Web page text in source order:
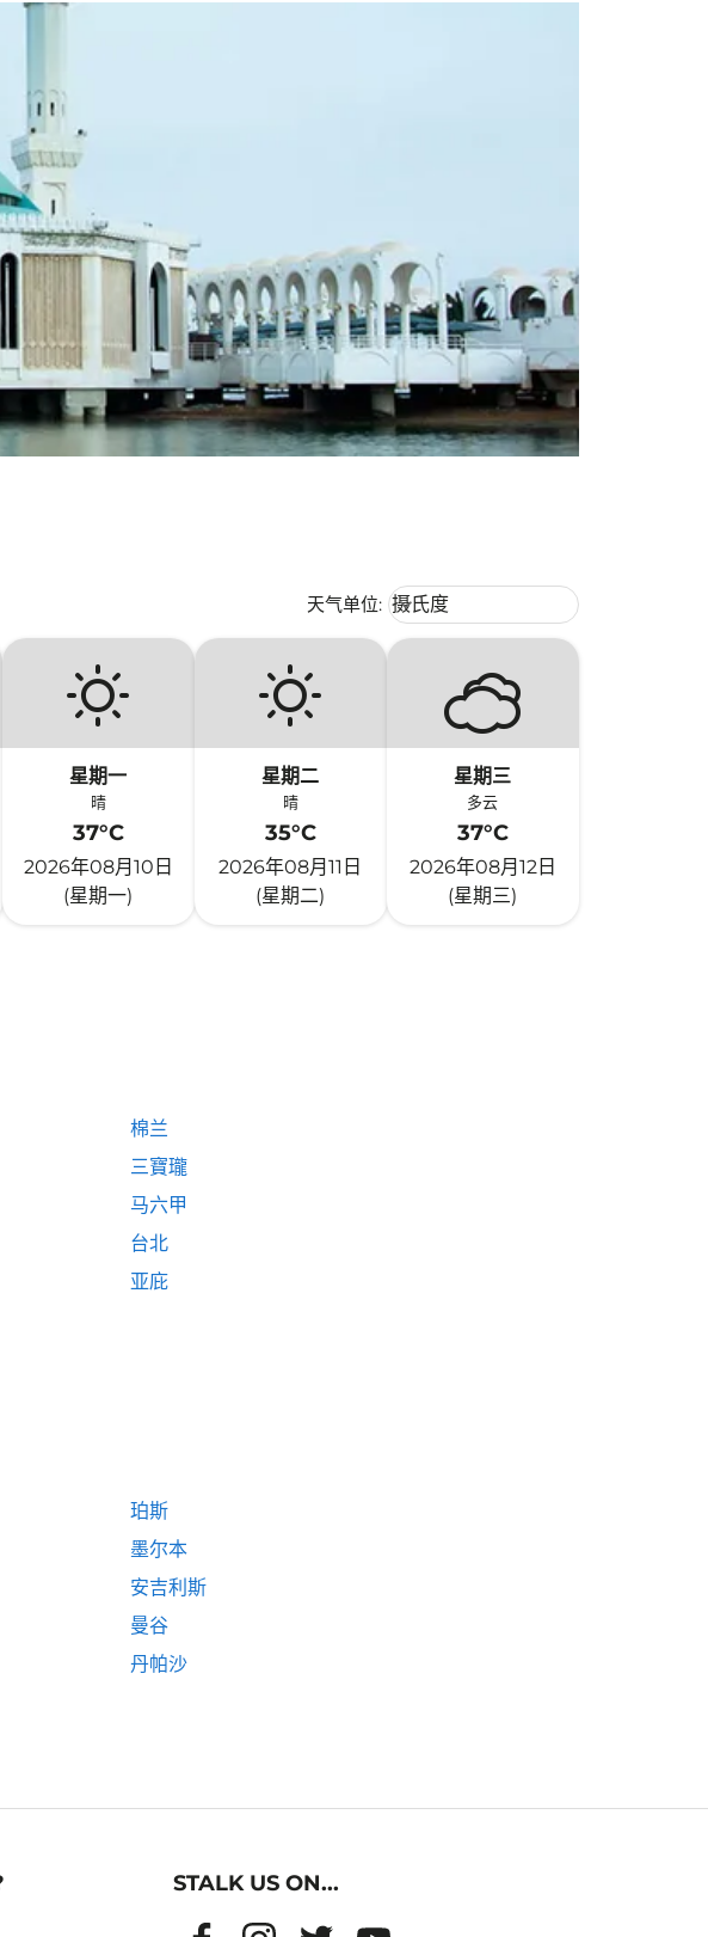
天气单位: Weather unit option 摄氏度
摄氏度
keyboard_arrow_down
星期一
晴
37°C
2026年08月10日
(星期一)
星期二
晴
35°C
2026年08月11日
(星期二)
星期三
多云
37°C
2026年08月12日
(星期三)
棉兰
三寶瓏
马六甲
台北
亚庇
珀斯
墨尔本
安吉利斯
曼谷
丹帕沙
STALK US ON...